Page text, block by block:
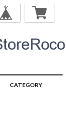
CATEGORY